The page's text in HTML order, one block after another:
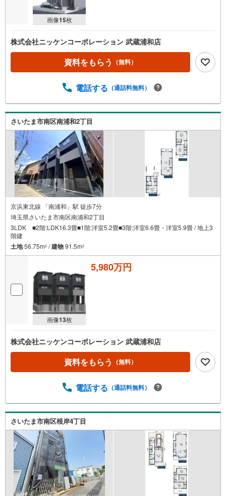
画像15枚
株式会社ニッケンコーポレーション 武蔵浦和店
資料をもらう （無料）
電話する （通話料無料）
さいたま市南区南浦和2丁目
京浜東北線 「南浦和」駅 徒歩7分
埼玉県さいたま市南区南浦和2丁目
3LDK ■2階:LDK16.3畳■1階:洋室5.2畳■3階:洋室6.6畳・洋室5.9畳 / 地上3
階建
土地56.75m2 /建物91.5m2
画像13枚
5,980万円
株式会社ニッケンコーポレーション 武蔵浦和店
資料をもらう （無料）
電話する （通話料無料）
さいたま市南区根岸4丁目